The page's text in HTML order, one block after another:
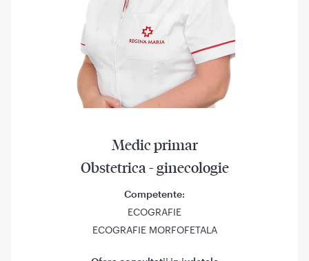
Medic primar
Obstetrica - ginecologie
Competente:
ECOGRAFIE
ECOGRAFIE MORFOFETALA